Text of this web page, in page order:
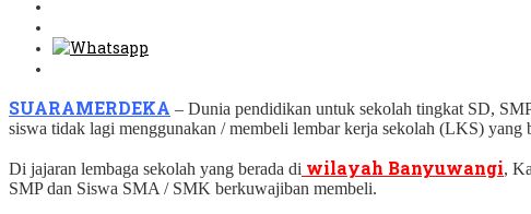
SUARAMERDEKA – Dunia pendidikan untuk sekolah tingkat SD,
siswa tidak lagi menggunakan / membeli lembar kerja sekolah (LKS)
Di jajaran lembaga sekolah yang berada di wilayah Banyuwangi,
SMP dan Siswa SMA / SMK berkuwajiban membeli.